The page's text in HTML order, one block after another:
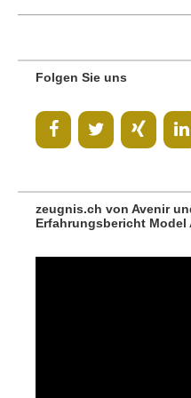
Folgen Sie uns
zeugnis.ch von Avenir
Erfahrungsbericht Model